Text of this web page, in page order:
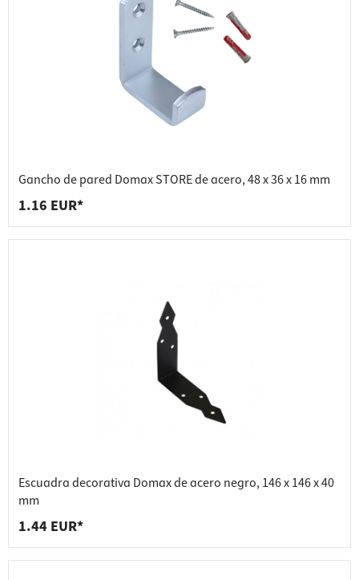
Gancho de pared Domax STORE de acero, 48 x 36 x 16 mm
1.16 EUR*
Escuadra decorativa Domax de acero negro, 146 x 146 x 40
mm
1.44 EUR*